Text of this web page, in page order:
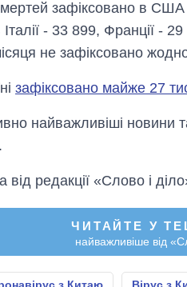
зафіксовано в США
- 33 899, Франції -
не зафіксовано
зафіксовано майже 27
найважливіші новини
.
від редакції «Слово і
ЧИТАЙТЕ У
найважливіше від